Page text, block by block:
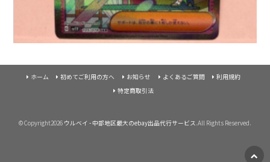
ホーム 初めてご利用の方へ お知らせ よくあるご質問
利用規約
特定商取引法
©Copyright2026 ウルベイ - 中部地区最大のebay出品代行サービス.All Rights Reserved.